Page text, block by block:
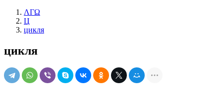
ΛΓΩ
Ц
цикля
цикля